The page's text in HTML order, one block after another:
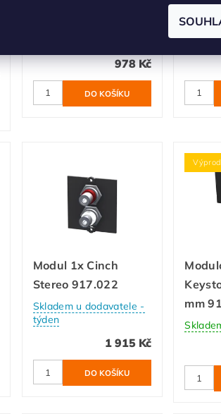
978 Kč
USB
Modul 1x Cinch
Stereo 917.022
Skladem u dodavatele -
týden
1 915 Kč
mm